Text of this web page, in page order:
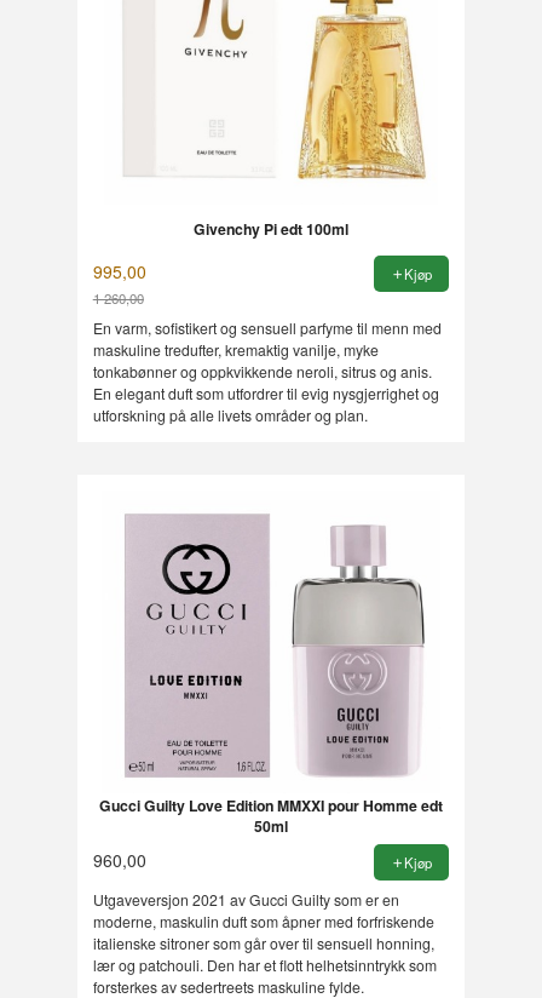
Givenchy Pi edt 100ml
995,00
1 260,00
Rabatt
Kjøp
En varm, sofistikert og sensuell parfyme til menn med
maskuline tredufter, kremaktig vanilje, myke
tonkabønner og oppkvikkende neroli, sitrus og anis.
En elegant duft som utfordrer til evig nysgjerrighet og
utforskning på alle livets områder og plan.
Gucci Guilty Love Edition MMXXI pour Homme edt
50ml
960,00 Kjøp
Utgaveversjon 2021 av Gucci Guilty som er en
moderne, maskulin duft som åpner med forfriskende
italienske sitroner som går over til sensuell honning,
lær og patchouli. Den har et flott helhetsinntrykk som
forsterkes av sedertreets maskuline fylde.